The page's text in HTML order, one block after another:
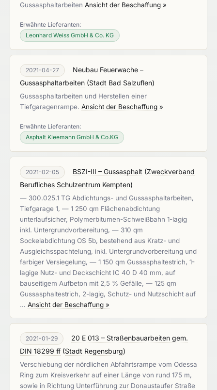
Gussasphaltarbeiten Ansicht der Beschaffung »
Erwähnte Lieferanten:
Leonhard Weiss GmbH & Co. KG
2021-04-27
Neubau Feuerwache –
Gussasphaltarbeiten (Stadt Bad Salzuflen)
Gussasphaltarbeiten und Herstellen einer
Tiefgaragenrampe. Ansicht der Beschaffung »
Erwähnte Lieferanten:
Asphalt Kleemann GmbH & Co.KG
2021-02-05 BSZI-III – Gussasphalt (Zweckverband
Berufliches Schulzentrum Kempten)
— 300.025.1 TG Abdichtungs- und Gussasphaltarbeiten,
Tiefgarage 1, — 1 250 qm Flächenabdichtung
unterlaufsicher, Polymerbitumen-Schweißbahn 1-lagig
inkl. Untergrundvorbereitung, — 310 qm
Sockelabdichtung OS 5b, bestehend aus Kratz- und
Ausgleichsspachtelung, inkl. Untergrundvorbereitung und
farbiger Versiegelung, — 1 150 qm Gussasphaltestrich, 1-
lagige Nutz- und Deckschicht IC 40 D 40 mm, auf
bauseitigem Aufbeton mit 2,5 % Gefälle, — 125 qm
Gussasphaltestrich, 2-lagig, Schutz- und Nutzschicht auf
… Ansicht der Beschaffung »
2021-01-29
20 E 013 – Straßenbauarbeiten gem.
DIN 18299 ff (Stadt Regensburg)
Verschiebung der nördlichen Abfahrtsrampe vom Odessa
Ring zum Kreisverkehr auf einer Länge von rund 175 m,
sowie in Richtung Unterführung zur Donaustaufer Straße